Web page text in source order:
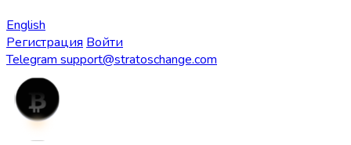
English
Регистрация Войти
Telegram support@stratoschange.com